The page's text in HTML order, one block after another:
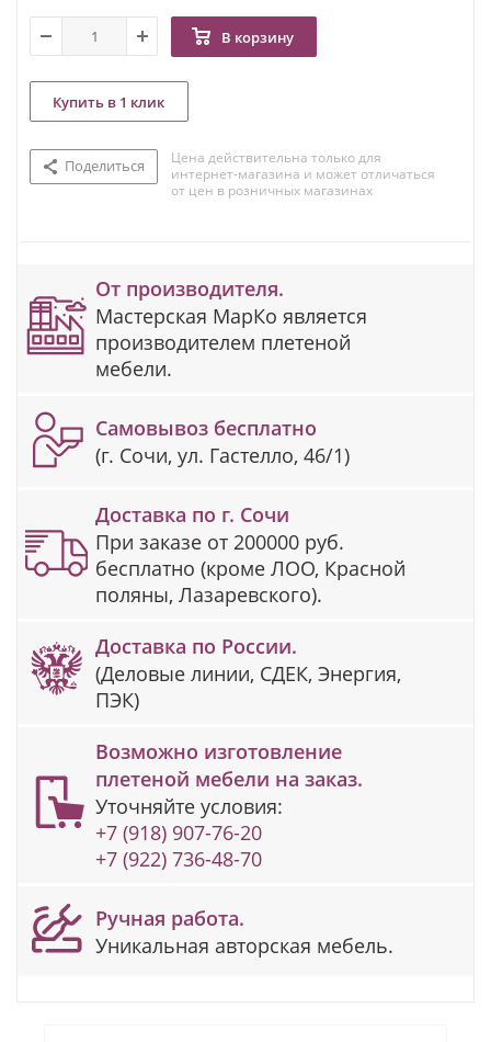
В корзину
Купить в 1 клик
Поделиться
Цена действительна только для
интернет-магазина и может отличаться
от цен в розничных магазинах
От производителя.
Мастерская МарКо является
производителем плетеной
мебели.
Самовывоз бесплатно
(г. Сочи, ул. Гастелло, 46/1)
Доставка по г. Сочи
При заказе от 200000 руб.
бесплатно (кроме ЛОО, Красной
поляны, Лазаревского).
Доставка по России.
(Деловые линии, СДЕК, Энергия,
ПЭК)
Возможно изготовление
плетеной мебели на заказ.
Уточняйте условия:
+7 (918) 907-76-20
+7 (922) 736-48-70
Ручная работа.
Уникальная авторская мебель.